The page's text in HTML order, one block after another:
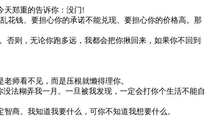
郑重的告诉你：没门!
钱、要担心你的承诺不能兑现、要担心你的价格高。那
则，无论你跑多远，我都会把你揪回来，如果你不回到
师看不见，而是压根就懒得理你。
法糊弄我一月。一旦被我发现，一定会打你个生活不能自
商。我知道我要什么，可你不知道我想要什么。